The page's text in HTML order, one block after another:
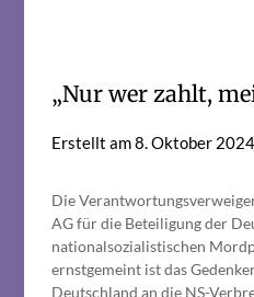
„Nur wer zahlt,
Erstellt am8. Oktober 2024
Die
AG für die Beteiligung der
nationalsozialistischen
ernstgemeint ist das
Deutschland an die NS-